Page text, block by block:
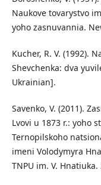
Naukove tovarystvo
yoho zasnuvannia.
Kucher, R. V. (1992).
Shevchenka: dva
Ukrainian].
Savenko, V. (2011).
Lvovi u 1873 r.: yoho
Ternopilskoho
imeni Volodymyra
TNPU im. V.